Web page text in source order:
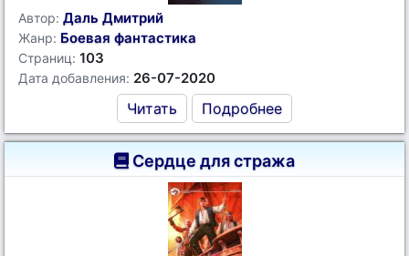
Автор: Даль Дмитрий
Жанр: Боевая фантастика
Страниц: 103
Дата добавления: 26-07-2020
Читать Подробнее
Сердце для стража